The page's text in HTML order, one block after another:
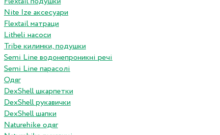
Nite Ize аксесуари
Flextail матраци
Litheli насоси
Tribe килимки, подушки
Semi Line водонепроникні речі
Semi Line парасолі
Одяг
DexShell шкарпетки
DexShell рукавички
DexShell шапки
Naturehike одяг